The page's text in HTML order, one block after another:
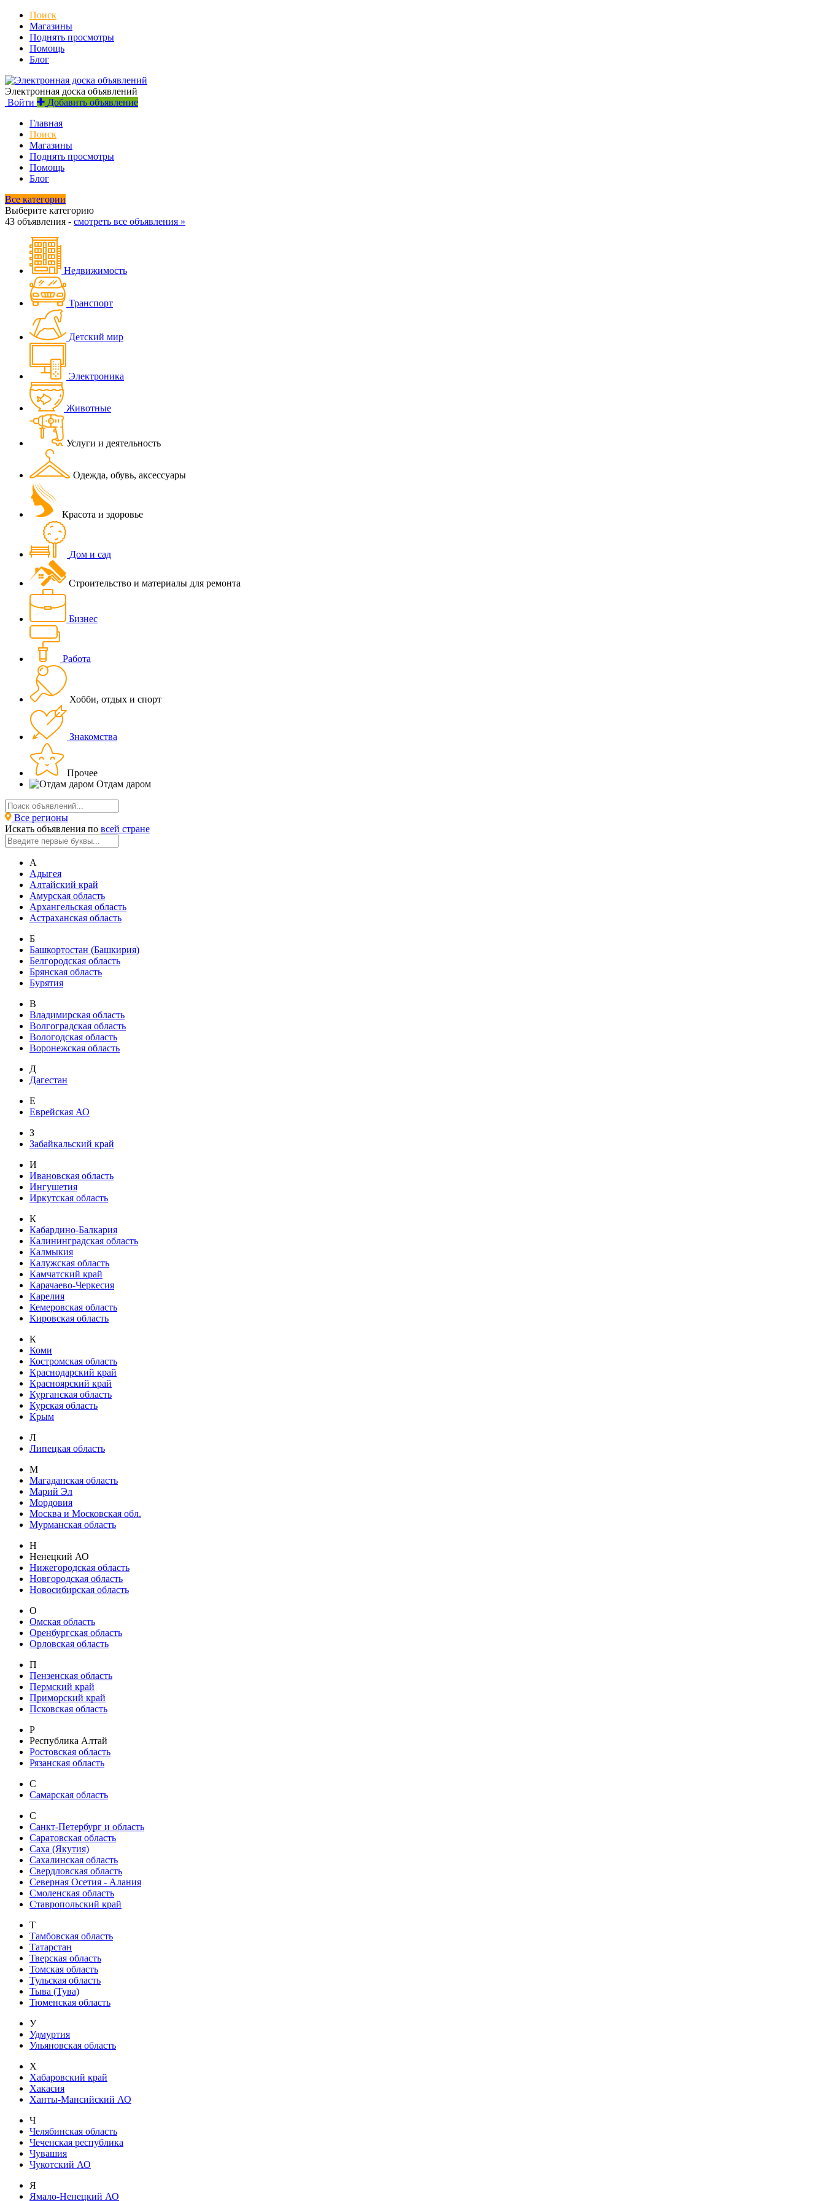
Поиск
Магазины
Поднять просмотры
Помощь
Блог
Электронная доска объявлений
Войти
Добавить объявление
Главная
Поиск
Магазины
Поднять просмотры
Помощь
Блог
Все категории
Выберите категорию
43 объявления - смотреть все объявления »
Недвижимость
Транспорт
Детский мир
Электроника
Животные
Услуги и деятельность
Одежда, обувь, аксессуары
Красота и здоровье
Дом и сад
Строительство и материалы для ремонта
Бизнес
Работа
Хобби, отдых и спорт
Знакомства
Прочее
Отдам даром
Все регионы
Искать объявления по всей стране
А
Адыгея
Алтайский край
Амурская область
Архангельская область
Астраханская область
Б
Башкортостан (Башкирия)
Белгородская область
Брянская область
Бурятия
В
Владимирская область
Волгоградская область
Вологодская область
Воронежская область
Д
Дагестан
Е
Еврейская АО
З
Забайкальский край
И
Ивановская область
Ингушетия
Иркутская область
К
Кабардино-Балкария
Калининградская область
Калмыкия
Калужская область
Камчатский край
Карачаево-Черкесия
Карелия
Кемеровская область
Кировская область
К
Коми
Костромская область
Краснодарский край
Красноярский край
Курганская область
Курская область
Крым
Л
Липецкая область
М
Магаданская область
Марий Эл
Мордовия
Москва и Московская обл.
Мурманская область
Н
Ненецкий АО
Нижегородская область
Новгородская область
Новосибирская область
О
Омская область
Оренбургская область
Орловская область
П
Пензенская область
Пермский край
Приморский край
Псковская область
Р
Республика Алтай
Ростовская область
Рязанская область
С
Самарская область
С
Санкт-Петербург и область
Саратовская область
Саха (Якутия)
Сахалинская область
Свердловская область
Северная Осетия - Алания
Смоленская область
Ставропольский край
Т
Тамбовская область
Татарстан
Тверская область
Томская область
Тульская область
Тыва (Тува)
Тюменская область
У
Удмуртия
Ульяновская область
Х
Хабаровский край
Хакасия
Ханты-Мансийский АО
Ч
Челябинская область
Чеченская республика
Чувашия
Чукотский АО
Я
Ямало-Ненецкий АО